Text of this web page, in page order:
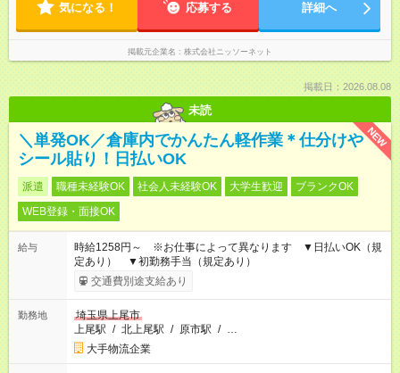
気になる！ 応募する 詳細へ
掲載元企業名 株式会社ニッソーネット
掲載日：2026.08.08
未読
NEW
＼単発OK／倉庫内でかんたん軽作業＊仕分けや
シール貼り！日払いOK
派遣 職種未経験OK 社会人未経験OK 大学生歓迎
ブランクOK
WEB登録・面接OK
給与
時給1258円～ ※お仕事によって異なります ▼日払いOK（規
定あり） ▼初勤務手当（規定あり）
交通費別途支給あり
勤務地
埼玉県上尾市
上尾駅 / 北上尾駅 / 原市駅 / …
大手物流企業